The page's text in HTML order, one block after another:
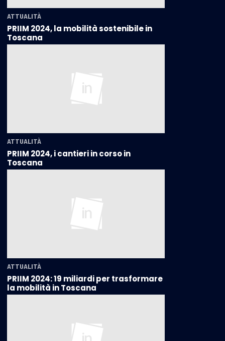
ATTUALITÀ
PRIIM 2024, la mobilità sostenibile in
Toscana
ATTUALITÀ
PRIIM 2024, i cantieri in corso in
Toscana
ATTUALITÀ
PRIIM 2024: 19 miliardi per trasformare
la mobilità in Toscana